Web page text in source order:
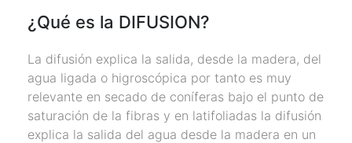
¿Qué es la DIFUSION?
La difusión explica la salida, desde la madera, del
agua ligada o higroscópica por tanto es muy
relevante en secado de coníferas bajo el punto de
saturación de la fibras y en latifoliadas la difusión
explica la salida del agua desde la madera en un